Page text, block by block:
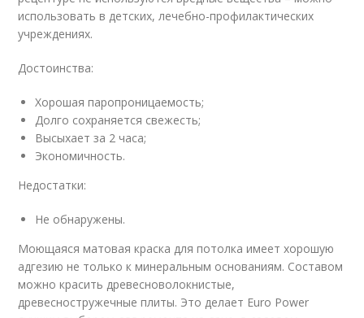
использовать в детских, лечебно-профилактических
учреждениях.
Достоинства:
Хорошая паропроницаемость;
Долго сохраняется свежесть;
Высыхает за 2 часа;
Экономичность.
Недостатки:
Не обнаружены.
Моющаяся матовая краска для потолка имеет хорошую
адгезию не только к минеральным основаниям. Составом
можно красить древесноволокнистые,
древесностружечные плиты. Это делает Euro Power